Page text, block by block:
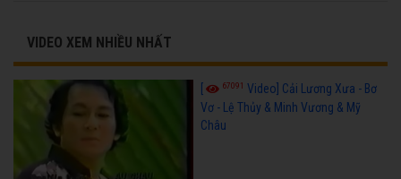
VIDEO XEM NHIỀU NHẤT
[ 67091 Video] Cải Lương Xưa - Bơ
Vơ - Lệ Thủy & Minh Vương & Mỹ
Châu